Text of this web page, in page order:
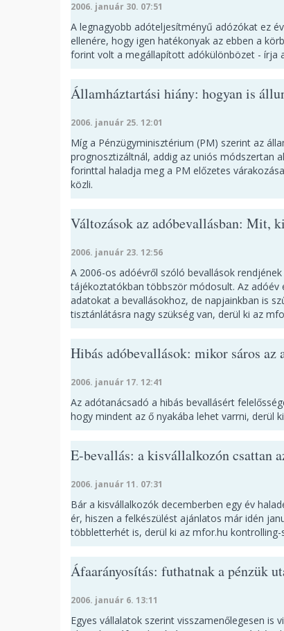
2006. január 30. 07:51
A legnagyobb adóteljesítményű adózókat ez
ellenére, hogy igen hatékonyak az ebben a
forint volt a megállapított adókülönbözet - írja
Államháztartási hiány: hogyan is
2006. január 25. 12:01
Míg a Pénzügyminisztérium (PM) szerint az
prognosztizáltnál, addig az uniós módszertan
forinttal haladja meg a PM előzetes
közli.
Változások az adóbevallásban: Mit,
2006. január 23. 12:56
A 2006-os adóévről szóló bevallások
tájékoztatókban többször módosult. Az adóév
adatokat a bevallásokhoz, de napjainkban is
tisztánlátásra nagy szükség van, derül ki az
Hibás adóbevallások: mikor sáros az
2006. január 17. 12:41
Az adótanácsadó a hibás bevallásért
hogy mindent az ő nyakába lehet varrni, derül
E-bevallás: a kisvállalkozón csattan
2006. január 11. 07:31
Bár a kisvállalkozók decemberben egy év
ér, hiszen a felkészülést ajánlatos már idén
többletterhét is, derül ki az mfor.hu
Áfaarányosítás: futhatnak a pénzük
2006. január 6. 13:11
Egyes vállalatok szerint visszamenőlegesen